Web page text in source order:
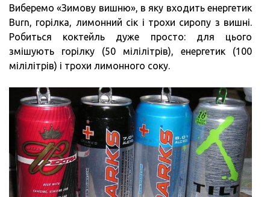
Виберемо «Зимову вишню», в яку входить енергетик
Burn, горілка, лимонний сік і трохи сиропу з вишні.
Робиться коктейль дуже просто: для цього
змішують горілку (50 мілілітрів), енергетик (100
мілілітрів) і трохи лимонного соку.